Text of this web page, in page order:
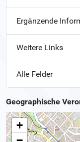
Ergänzende
Weitere Links
Alle Felder
Geographische
+